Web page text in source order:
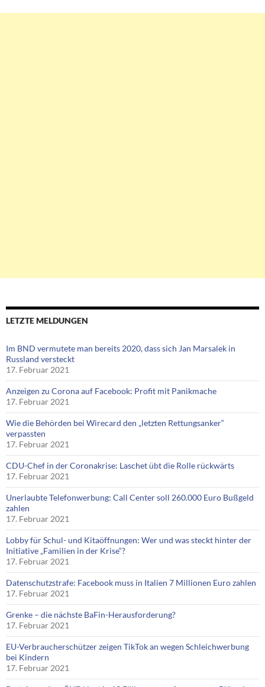
LETZTE MELDUNGEN
Im BND vermutete man bereits 2020, dass sich Jan Marsalek in
Russland versteckt
17. Februar 2021
Anzeigen zu Corona auf Facebook: Profit mit Panikmache
17. Februar 2021
Wie die Behörden bei Wirecard den „letzten Rettungsanker“
verpassten
17. Februar 2021
CDU-Chef in der Coronakrise: Laschet übt die Rolle rückwärts
17. Februar 2021
Unerlaubte Telefonwerbung: Call Center soll 260.000 Euro Bußgeld
zahlen
17. Februar 2021
Lobby für Schul- und Kitaöffnungen: Wer und was steckt hinter der
Initiative „Familien in der Krise“?
17. Februar 2021
Datenschutzstrafe: Facebook muss in Italien 7 Millionen Euro zahlen
17. Februar 2021
Grenke – die nächste BaFin-Herausforderung?
17. Februar 2021
EU-Verbraucherschützer zeigen TikTok an wegen Schleichwerbung
bei Kindern
17. Februar 2021